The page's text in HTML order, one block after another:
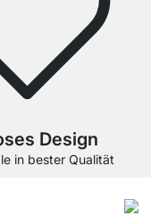
Design
in bester Qualität